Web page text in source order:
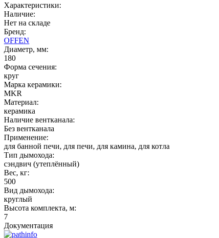
Характеристики:
Наличие:
Нет на складе
Бренд:
OFFEN
Диаметр, мм:
180
Форма сечения:
круг
Марка керамики:
MKR
Материал:
керамика
Наличие вентканала:
Без вентканала
Применение:
для банной печи, для печи, для камина, для котла
Тип дымохода:
сэндвич (утеплённый)
Вес, кг:
500
Вид дымохода:
круглый
Высота комплекта, м:
7
Документация